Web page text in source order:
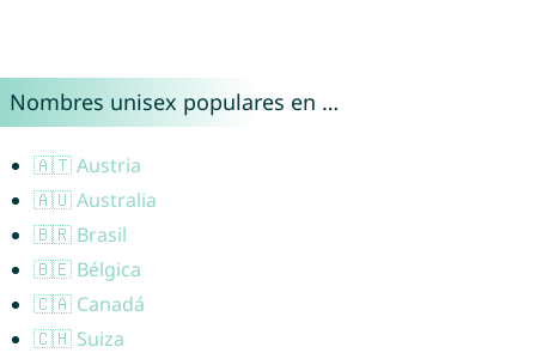
Nombres unisex populares en …
🇦🇹 Austria
🇦🇺 Australia
🇧🇷 Brasil
🇧🇪 Bélgica
🇨🇦 Canadá
🇨🇭 Suiza